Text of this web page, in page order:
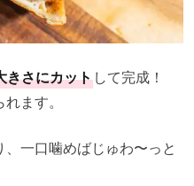
きさにカットして完成！
ます。
、一口噛めばじゅわ〜っと